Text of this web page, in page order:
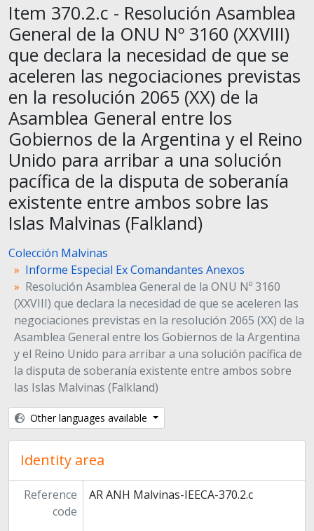
Item 370.2.c - Resolución Asamblea
General de la ONU Nº 3160 (XXVIII)
que declara la necesidad de que se
aceleren las negociaciones previstas
en la resolución 2065 (XX) de la
Asamblea General entre los
Gobiernos de la Argentina y el Reino
Unido para arribar a una solución
pacífica de la disputa de soberanía
existente entre ambos sobre las
Islas Malvinas (Falkland)
Colección Malvinas
Informe Especial Ex Comandantes Anexos
Resolución Asamblea General de la ONU Nº 3160
(XXVIII) que declara la necesidad de que se aceleren las
negociaciones previstas en la resolución 2065 (XX) de la
Asamblea General entre los Gobiernos de la Argentina
y el Reino Unido para arribar a una solución pacífica de
la disputa de soberanía existente entre ambos sobre
las Islas Malvinas (Falkland)
Other languages available
Identity area
Reference
code
AR ANH Malvinas-IEECA-370.2.c